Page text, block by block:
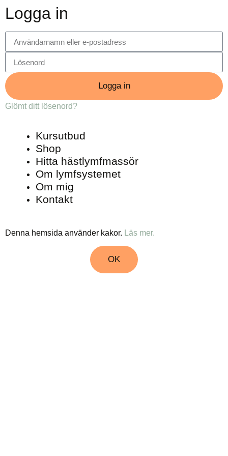
Logga in
Logga in
Glömt ditt lösenord?
Kursutbud
Shop
Hitta hästlymfmassör
Om lymfsystemet
Om mig
Kontakt
Denna hemsida använder kakor. Läs mer.
OK